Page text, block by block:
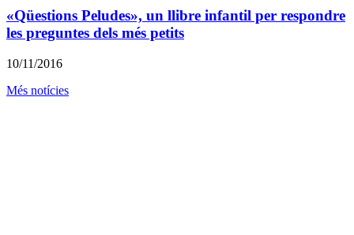
«Qüestions Peludes», un llibre infantil per respondre
les preguntes dels més petits
10/11/2016
Més notícies